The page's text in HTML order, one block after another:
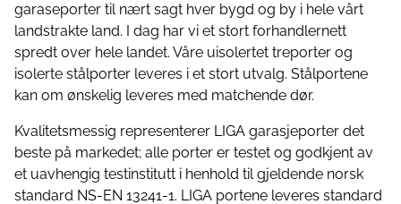
garaseporter til nært sagt hver bygd og by i hele vårt
landstrakte land. I dag har vi et stort forhandlernett
spredt over hele landet. Våre uisolertet treporter og
isolerte stålporter leveres i et stort utvalg. Stålportene
kan om ønskelig leveres med matchende dør.
Kvalitetsmessig representerer LIGA garasjeporter det
beste på markedet; alle porter er testet og godkjent av
et uavhengig testinstitutt i henhold til gjeldende norsk
standard NS-EN 13241-1. LIGA portene leveres standard